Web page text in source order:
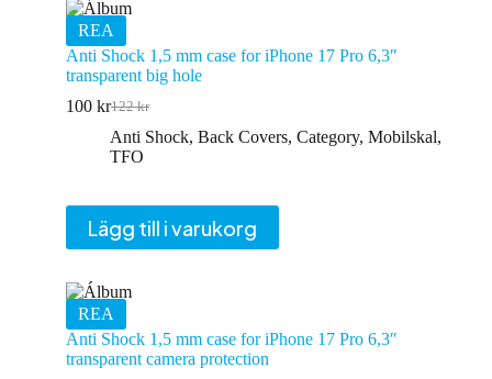
REA
Anti Shock 1,5 mm case for iPhone 17 Pro 6,3″
transparent big hole
122kr
Det
ursprungliga
priset
100 krDet
nuvarande
priset
Anti Shock, Back Covers, Category, Mobilskal,
TFO
Lägg till i varukorg
REA
Anti Shock 1,5 mm case for iPhone 17 Pro 6,3″
transparent camera protection